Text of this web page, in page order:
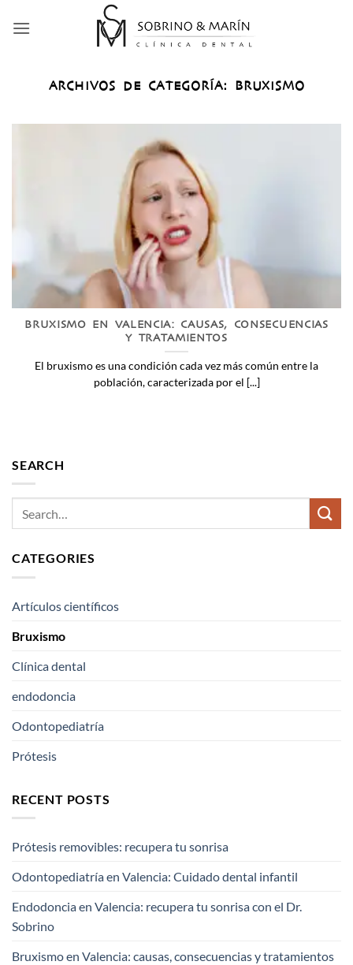
ARCHIVOS DE CATEGORÍA: BRUXISMO
BRUXISMO EN VALENCIA: CAUSAS, CONSECUENCIAS
Y TRATAMIENTOS
El bruxismo es una condición cada vez más común entre la
población, caracterizada por el [...]
SEARCH
CATEGORIES
Artículos científicos
Bruxismo
Clínica dental
endodoncia
Odontopediatría
Prótesis
RECENT POSTS
Prótesis removibles: recupera tu sonrisa
Odontopediatría en Valencia: Cuidado dental infantil
Endodoncia en Valencia: recupera tu sonrisa con el Dr.
Sobrino
Bruxismo en Valencia: causas, consecuencias y tratamientos